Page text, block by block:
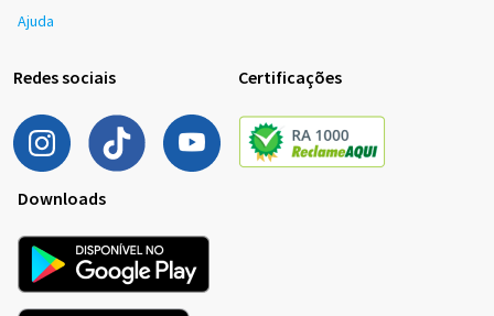
Ajuda
Redes sociais Certificações
Downloads